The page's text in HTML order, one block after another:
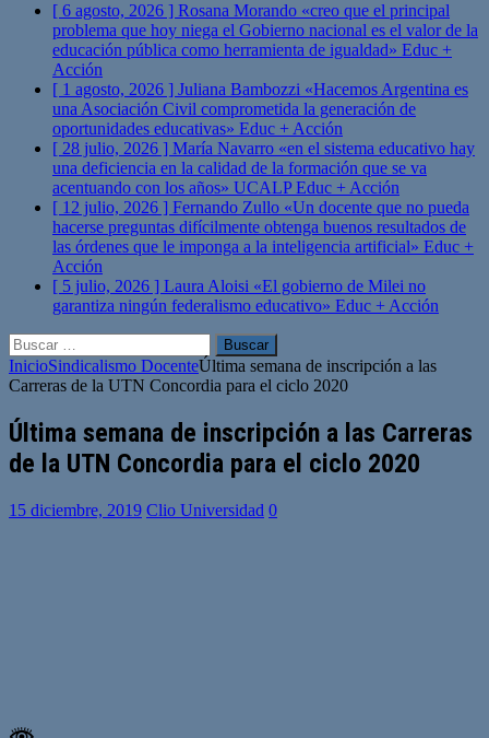
[ 6 agosto, 2026 ] Rosana Morando «creo que el principal
problema que hoy niega el Gobierno nacional es el valor de la
educación pública como herramienta de igualdad» Educ +
Acción
[ 1 agosto, 2026 ] Juliana Bambozzi «Hacemos Argentina es
una Asociación Civil comprometida la generación de
oportunidades educativas» Educ + Acción
[ 28 julio, 2026 ] María Navarro «en el sistema educativo hay
una deficiencia en la calidad de la formación que se va
acentuando con los años» UCALPEduc + Acción
[ 12 julio, 2026 ] Fernando Zullo «Un docente que no pueda
hacerse preguntas difícilmente obtenga buenos resultados de
las órdenes que le imponga a la inteligencia artificial» Educ +
Acción
[ 5 julio, 2026 ] Laura Aloisi «El gobierno de Milei no
garantiza ningún federalismo educativo» Educ + Acción
Buscar:
InicioSindicalismo DocenteÚltima semana de inscripción a las
Carreras de la UTN Concordia para el ciclo 2020
Última semana de inscripción a las Carreras
de la UTN Concordia para el ciclo 2020
15 diciembre, 2019 Clio Universidad 0